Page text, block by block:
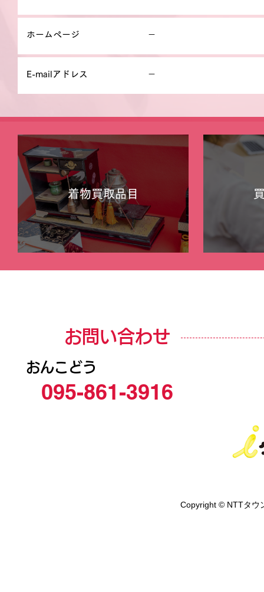
ホームページ －
E-mailアドレス －
着物買取品目
お問い合わせ
おんこどう
095-861-3916
Copyright © NTTタウ